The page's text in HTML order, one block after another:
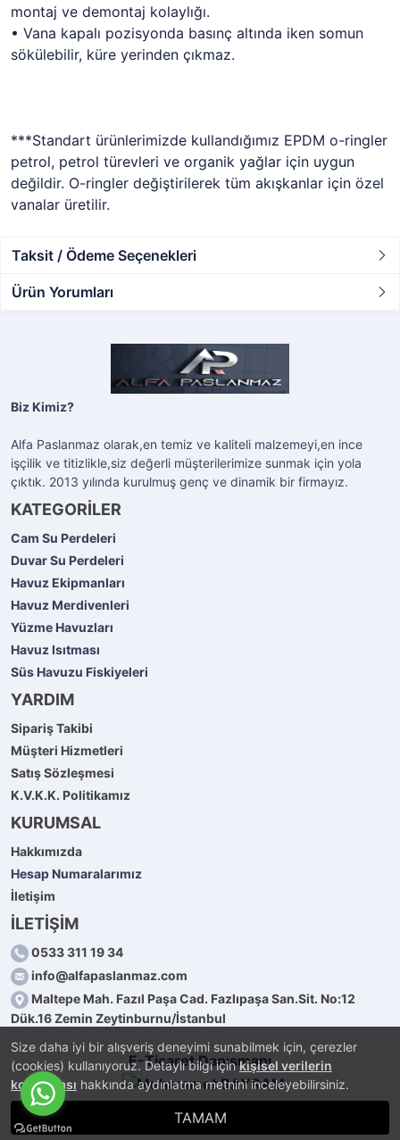
Size daha iyi bir alışveriş deneyimi sunabilmek için, çerezler
(cookies) kullanıyoruz. Detaylı bilgi içinkişisel verilerin
korunması hakkında aydınlatma metnini inceleyebilirsiniz.
TAMAM
montaj ve demontaj kolaylığı.
• Vana kapalı pozisyonda basınç altında iken somun
sökülebilir, küre yerinden çıkmaz.
***Standart ürünlerimizde kullandığımız EPDM o-ringler
petrol, petrol türevleri ve organik yağlar için uygun
değildir. O-ringler değiştirilerek tüm akışkanlar için özel
vanalar üretilir.
Taksit / Ödeme Seçenekleri
Ürün Yorumları
Biz Kimiz?
Alfa Paslanmaz olarak,en temiz ve kaliteli malzemeyi,en ince
işçilik ve titizlikle,siz değerli müşterilerimize sunmak için yola
çıktık. 2013 yılında kurulmuş genç ve dinamik bir firmayız.
KATEGORİLER
Cam Su Perdeleri
Duvar Su Perdeleri
Havuz Ekipmanları
Havuz Merdivenleri
Yüzme Havuzları
Havuz Isıtması
Süs Havuzu Fiskiyeleri
YARDIM
Sipariş Takibi
Müşteri Hizmetleri
Satış Sözleşmesi
K.V.K.K. Politikamız
KURUMSAL
Hakkımızda
Hesap Numaralarımız
İletişim
İLETİŞİM
0533 311 19 34
info@alfapaslanmaz.com
Maltepe Mah. Fazıl Paşa Cad. Fazlıpaşa San.Sit. No:12
Dük.16 Zemin Zeytinburnu/İstanbul
E-Ticaret Danışmanı
PlatinMarket E-Ticaret Sistemi